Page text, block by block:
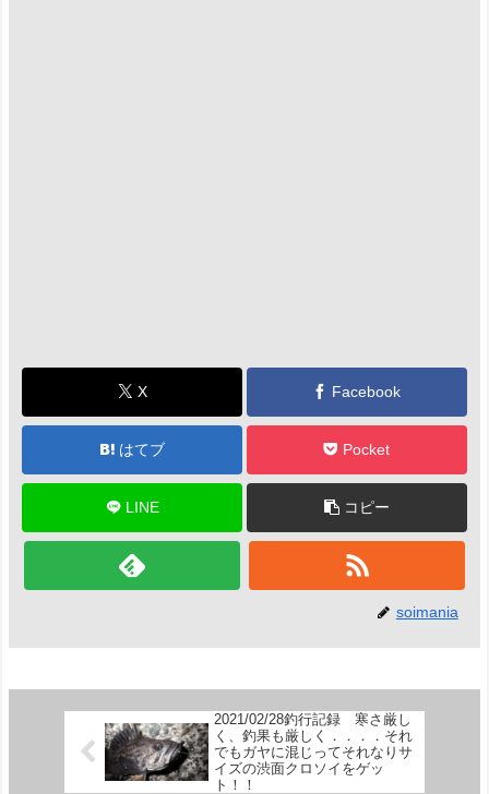
X Facebook
はてブ Pocket
LINE コピー
soimania
2021/02/28釣行記録 寒さ厳し
く、釣果も厳しく．．．．それ
でもガヤに混じってそれなりサ
イズの渋面クロソイをゲッ
ト！！